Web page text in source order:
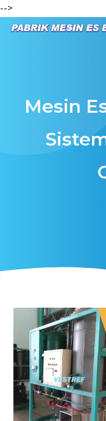
-->
Mesin